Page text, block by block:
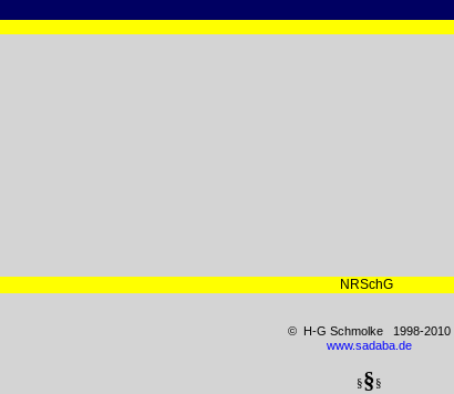
NRSchG
© H-G Schmolke 1998-2010
www.sadaba.de
§§§